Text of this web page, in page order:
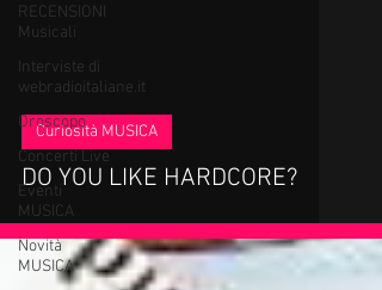
RECENSIONI
Musicali
Interviste di
webradioitaliane.it
Oroscopo
Concerti Live
Eventi
MUSICA
Novità
MUSICA
DO YOU LIKE HARDCORE?
Curiosità MUSICA